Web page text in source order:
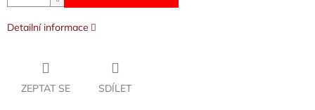
Detailní informace
ZEPTAT SE SDÍLET